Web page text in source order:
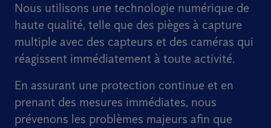
Nous utilisons une technologie numérique de
haute qualité, telle que des pièges à capture
multiple avec des capteurs et des caméras qui
réagissent immédiatement à toute activité.
En assurant une protection continue et en
prenant des mesures immédiates, nous
prévenons les problèmes majeurs afin que